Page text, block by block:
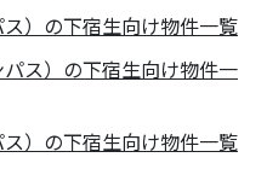
）の下宿生向け物件一覧
ス）の下宿生向け物件一
）の下宿生向け物件一覧